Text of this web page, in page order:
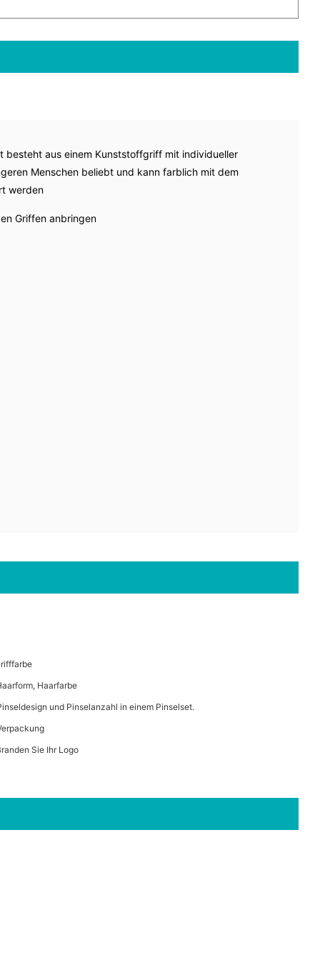
besteht aus einem Kunststoffgriff mit individueller
Menschen beliebt und kann farblich mit dem
werden
Griffen anbringen
Haarfarbe
und Pinselanzahl in einem Pinselset.
Sie Ihr Logo